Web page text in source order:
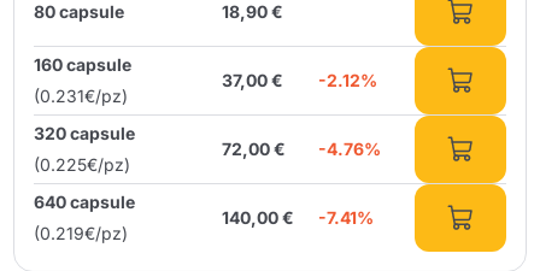
80 capsule 18,90 €
160 capsule
(0.231€/pz)
37,00 € -2.12%
320 capsule
(0.225€/pz)
72,00 € -4.76%
640 capsule
(0.219€/pz)
140,00 € -7.41%